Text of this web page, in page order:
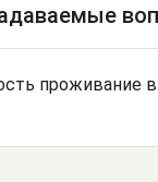
проживание